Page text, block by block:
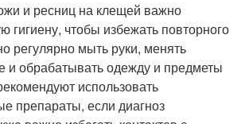
и ресниц на клещей важно
гигиену, чтобы избежать повторного
регулярно мыть руки, менять
и обрабатывать одежду и предметы
использовать
препараты, если диагноз